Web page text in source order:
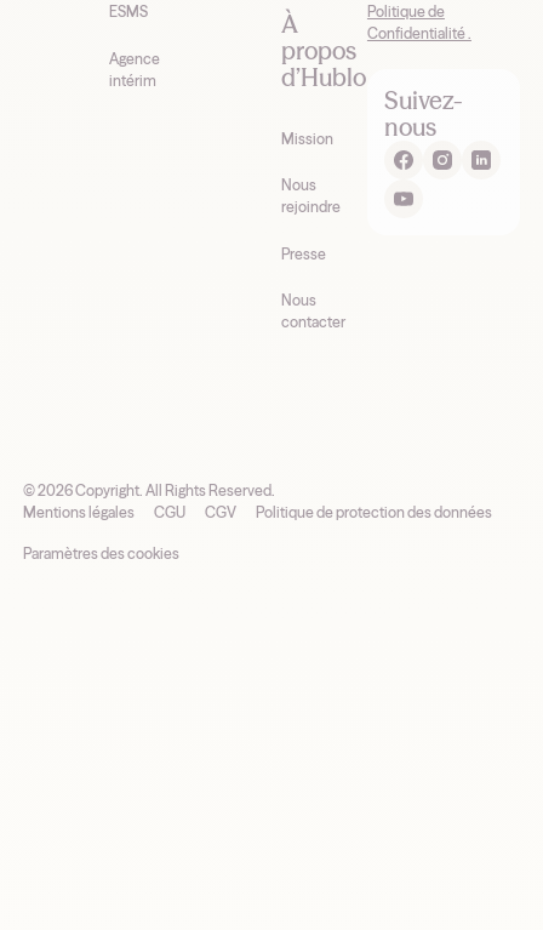
ESMS
Agence
intérim
À
propos
d’Hublo
Mission
Nous
rejoindre
Presse
Nous
contacter
Politique de
Confidentialité .
Suivez-
nous
©2026Copyright. All Rights Reserved.
Mentions légales
CGU CGV Politique de protection des données
Paramètres des cookies